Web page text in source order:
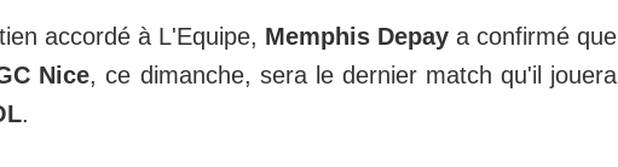
accordé à L'Equipe, Memphis Depay a confirmé que
Nice, ce dimanche, sera le dernier match qu'il jouera
.